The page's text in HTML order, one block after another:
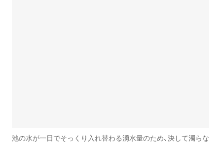
池の水が一日でそっくり入れ替わる湧水量のため、決して濁らな